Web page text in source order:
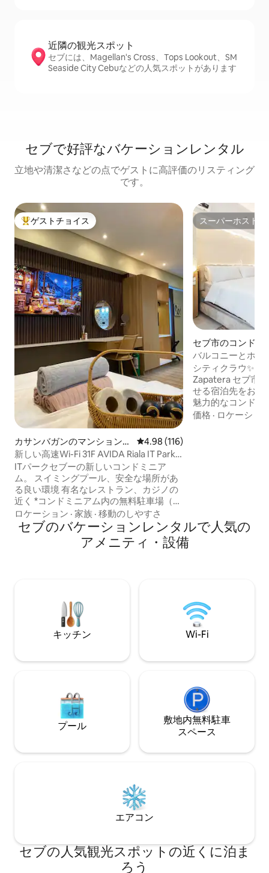
近隣の観光ス⁠ポ⁠ッ⁠ト
セブには、Magellan's Cross、Tops Lookout、SM
Seaside City Cebuなどの人気スポットがあります
セブで好評なバケーションレンタル
立地や清潔さなどの点でゲストに高評価のリスティング
です。
大好評のゲストチョイスです。
ゲストチョイス
カサンバガンのマンション・
アパート
レビュー116件、5つ星中4.98つ
4.98 (116)
新しい高速Wi-Fi 31F AVIDA Riala IT Park
Netflix
ITパークセブーの新しいコンドミニア
ム。 スイミングプール、安全な場所があ
る良い環境 有名なレストラン、カジノの
近く *コンドミニアム内の無料駐車場（空
き状況はお問い合わせください） *無料高
速WIFI（200 MB/S）、シャンプー＆石
鹸、ティッシュ ＊ブラインド＆遮光カー
す。 プール付き、独自の警備システムに
より治安が良く、ウォーターフロントカ
ジノ、フランスレストラン、パブ、バ
ー、銀行、カフェ、コンビニまで徒歩で
店舗まで徒歩3分、SMモール/アヤラセブ
ロケーション · 家族 · 移動のしやすさ
スーパーホスト
スーパーホスト
セブ市のコンドミ
バルコニーとホテ
た1ベッドルーム
シティクラウ✨
Zapatera セブ市 街の中心部で快適に過ご
せる宿泊先をお
魅力的なコンドミ
供しています： 1
ーで、リゾートの
価格 · ロケーショ
セブのバケーションレンタルで人気の
アメニティ・設備
キッチン Wi-Fi
プール
敷地内無料駐⁠車
ス⁠ペ⁠ー⁠ス
エアコン
セブの人気観光スポットの近くに泊ま
ろう